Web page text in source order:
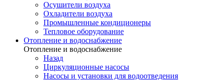
Осушители воздуха
Охладители воздуха
Промышленные кондиционеры
Тепловое оборудование
Отопление и водоснабжение
Отопление и водоснабжение
Назад
Циркуляционные насосы
Насосы и установки для водоотведения